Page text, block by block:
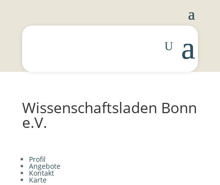
Wissenschaftsladen Bonn
e.V.
Profil
Angebote
Kontakt
Karte